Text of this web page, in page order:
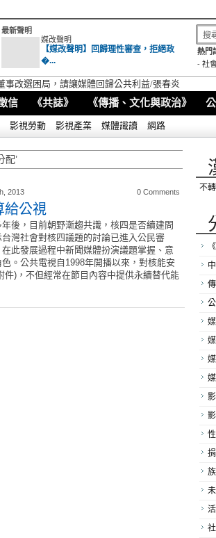
最新聲明
媒改聲明
【媒改聲明】回歸理性審查，拒絕政
�...
熱門
- 社
事改選困局，請讓媒體回歸公共利益/張春炎
信 《共誌》 《傳播、文化與政治》
影視勞動 影視產業 媒體識讀 網路
配’
2013 0 Comments
給公視
後，目前朝野漸趨共識，核四是否續建問
灣社會對核四議題的討論已進入公民審
此發展過程中新聞媒體扮演議題掌握、意
。公共電視自1998年開播以來，對核能安
件)，不但經常在節目內容中提供永續替代能
不